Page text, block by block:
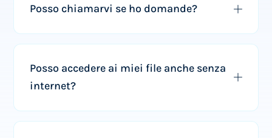
Posso chiamarvi se ho domande?
Posso accedere ai miei file anche senza
internet?